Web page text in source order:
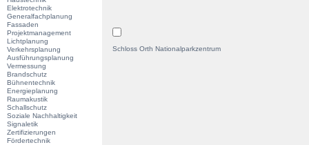
Elektrotechnik
Generalfachplanung
Fassaden
Projektmanagement
Lichtplanung
Verkehrsplanung
Ausführungsplanung
Vermessung
Brandschutz
Bühnentechnik
Energieplanung
Raumakustik
Schallschutz
Soziale Nachhaltigkeit
Signaletik
Zertifizierungen
Fördertechnik
Schloss Orth Nationalparkzentrum